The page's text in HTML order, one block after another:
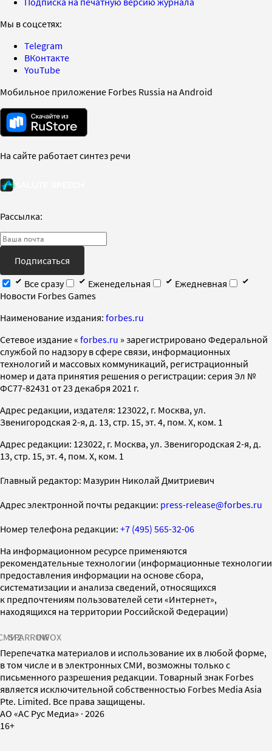
Мы в соцсетях:
Telegram
ВКонтакте
YouTube
Мобильное приложение Forbes Russia на Android
На сайте работает синтез речи
Рассылка:
Подписаться
Все сразу
Еженедельная
Ежедневная
Новости Forbes Games
Наименование издания: forbes.ru
Cетевое издание « forbes.ru » зарегистрировано Федеральной
службой по надзору в сфере связи, информационных
технологий и массовых коммуникаций, регистрационный
номер и дата принятия решения о регистрации: серия Эл №
ФС77-82431 от 23 декабря 2021 г.
Адрес редакции, издателя: 123022, г. Москва, ул.
Звенигородская 2-я, д. 13, стр. 15, эт. 4, пом. X, ком. 1
Адрес редакции: 123022, г. Москва, ул. Звенигородская 2-я, д.
13, стр. 15, эт. 4, пом. X, ком. 1
Главный редактор: Мазурин Николай Дмитриевич
Адрес электронной почты редакции: press-release@forbes.ru
Номер телефона редакции: +7 (495) 565-32-06
На информационном ресурсе применяются
рекомендательные технологии (информационные технологии
предоставления информации на основе сбора,
систематизации и анализа сведений, относящихся
к предпочтениям пользователей сети «Интернет»,
находящихся на территории Российской Федерации)
SPARROWINFOX
Перепечатка материалов и использование их в любой форме,
в том числе и в электронных СМИ, возможны только с
письменного разрешения редакции. Товарный знак Forbes
является исключительной собственностью Forbes Media Asia
Pte. Limited. Все права защищены.
AO «АС Рус Медиа» · 2026
16+